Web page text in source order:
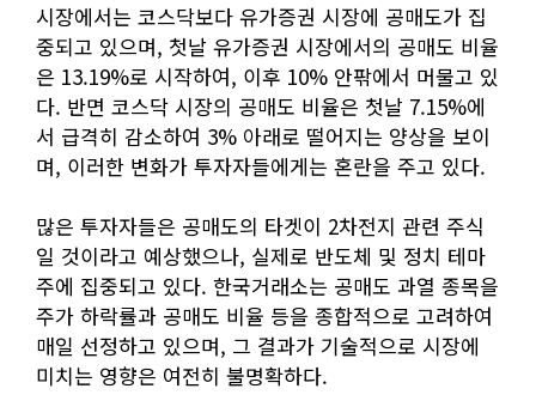
시장에서는 코스닥보다 유가증권 시장에 공매도가 집
중되고 있으며, 첫날 유가증권 시장에서의 공매도 비율
은 13.19%로 시작하여, 이후 10% 안팎에서 머물고 있
다. 반면 코스닥 시장의 공매도 비율은 첫날 7.15%에
서 급격히 감소하여 3% 아래로 떨어지는 양상을 보이
며, 이러한 변화가 투자자들에게는 혼란을 주고 있다.
많은 투자자들은 공매도의 타겟이 2차전지 관련 주식
일 것이라고 예상했으나, 실제로 반도체 및 정치 테마
주에 집중되고 있다. 한국거래소는 공매도 과열 종목을
주가 하락률과 공매도 비율 등을 종합적으로 고려하여
매일 선정하고 있으며, 그 결과가 기술적으로 시장에
미치는 영향은 여전히 불명확하다.